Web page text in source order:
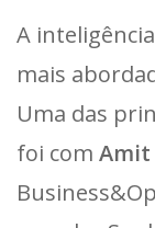
A
mais
Uma das
foi com Amit